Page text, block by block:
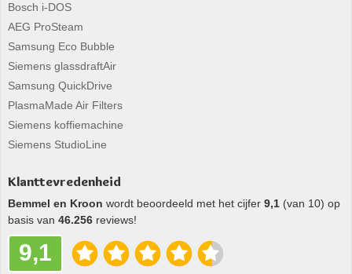
Bosch i-DOS
AEG ProSteam
Samsung Eco Bubble
Siemens glassdraftAir
Samsung QuickDrive
PlasmaMade Air Filters
Siemens koffiemachine
Siemens StudioLine
Klanttevredenheid
Bemmel en Kroon wordt beoordeeld met het cijfer 9,1 (van 10) op
basis van 46.256 reviews!
9,1